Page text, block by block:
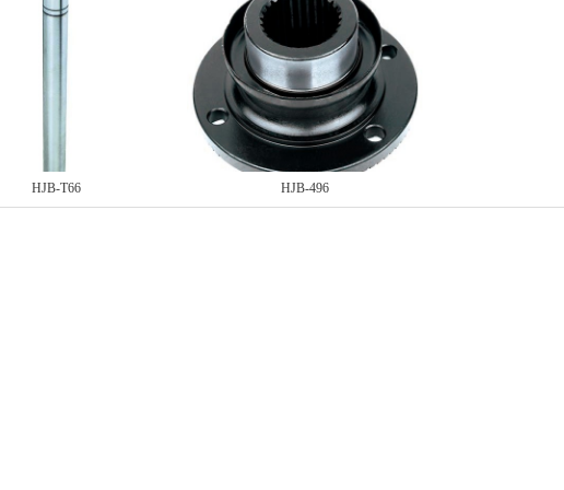
HJB-T66 HJB-496